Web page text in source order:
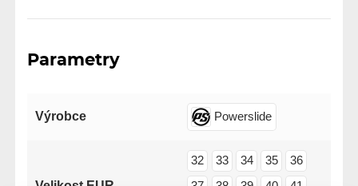
Parametry
Výrobce Powerslide
32 33 34 35
36